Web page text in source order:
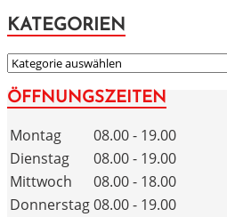
KATEGORIEN
KATEGORIEN
ÖFFNUNGSZEITEN
Montag
08.00 - 19.00
Dienstag
08.00 - 19.00
Mittwoch
08.00 - 18.00
Donnerstag08.00 - 19.00